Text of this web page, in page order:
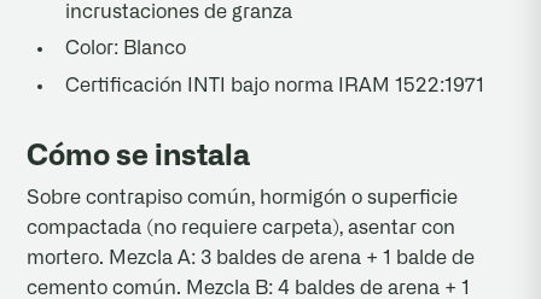
incrustaciones de granza
Color: Blanco
Certificación INTI bajo norma IRAM 1522:1971
Cómo se instala
Sobre contrapiso común, hormigón o superficie
compactada (no requiere carpeta), asentar con
mortero. Mezcla A: 3 baldes de arena + 1 balde de
cemento común. Mezcla B: 4 baldes de arena + 1